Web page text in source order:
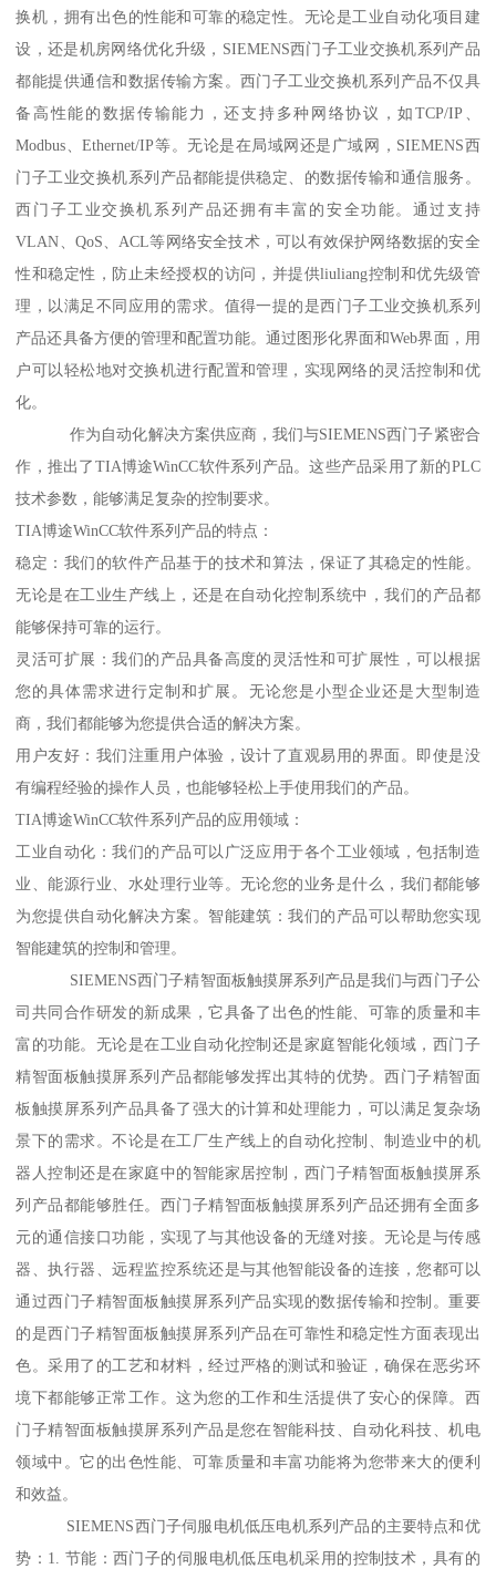
换机，拥有出色的性能和可靠的稳定性。无论是工业自动化项目建
设，还是机房网络优化升级，SIEMENS西门子工业交换机系列产品
都能提供通信和数据传输方案。西门子工业交换机系列产品不仅具
备高性能的数据传输能力，还支持多种网络协议，如TCP/IP、
Modbus、Ethernet/IP等。无论是在局域网还是广域网，SIEMENS西
门子工业交换机系列产品都能提供稳定、的数据传输和通信服务。
西门子工业交换机系列产品还拥有丰富的安全功能。通过支持
VLAN、QoS、ACL等网络安全技术，可以有效保护网络数据的安全
性和稳定性，防止未经授权的访问，并提供liuliang控制和优先级管
理，以满足不同应用的需求。值得一提的是西门子工业交换机系列
产品还具备方便的管理和配置功能。通过图形化界面和Web界面，用
户可以轻松地对交换机进行配置和管理，实现网络的灵活控制和优
化。
作为自动化解决方案供应商，我们与SIEMENS西门子紧密合
作，推出了TIA博途WinCC软件系列产品。这些产品采用了新的PLC
技术参数，能够满足复杂的控制要求。
TIA博途WinCC软件系列产品的特点：
稳定：我们的软件产品基于的技术和算法，保证了其稳定的性能。
无论是在工业生产线上，还是在自动化控制系统中，我们的产品都
能够保持可靠的运行。
灵活可扩展：我们的产品具备高度的灵活性和可扩展性，可以根据
您的具体需求进行定制和扩展。无论您是小型企业还是大型制造
商，我们都能够为您提供合适的解决方案。
用户友好：我们注重用户体验，设计了直观易用的界面。即使是没
有编程经验的操作人员，也能够轻松上手使用我们的产品。
TIA博途WinCC软件系列产品的应用领域：
工业自动化：我们的产品可以广泛应用于各个工业领域，包括制造
业、能源行业、水处理行业等。无论您的业务是什么，我们都能够
为您提供自动化解决方案。智能建筑：我们的产品可以帮助您实现
智能建筑的控制和管理。
SIEMENS西门子精智面板触摸屏系列产品是我们与西门子公
司共同合作研发的新成果，它具备了出色的性能、可靠的质量和丰
富的功能。无论是在工业自动化控制还是家庭智能化领域，西门子
精智面板触摸屏系列产品都能够发挥出其特的优势。西门子精智面
板触摸屏系列产品具备了强大的计算和处理能力，可以满足复杂场
景下的需求。不论是在工厂生产线上的自动化控制、制造业中的机
器人控制还是在家庭中的智能家居控制，西门子精智面板触摸屏系
列产品都能够胜任。西门子精智面板触摸屏系列产品还拥有全面多
元的通信接口功能，实现了与其他设备的无缝对接。无论是与传感
器、执行器、远程监控系统还是与其他智能设备的连接，您都可以
通过西门子精智面板触摸屏系列产品实现的数据传输和控制。重要
的是西门子精智面板触摸屏系列产品在可靠性和稳定性方面表现出
色。采用了的工艺和材料，经过严格的测试和验证，确保在恶劣环
境下都能够正常工作。这为您的工作和生活提供了安心的保障。西
门子精智面板触摸屏系列产品是您在智能科技、自动化科技、机电
领域中。它的出色性能、可靠质量和丰富功能将为您带来大的便利
和效益。
SIEMENS西门子伺服电机低压电机系列产品的主要特点和优
势：1. 节能：西门子的伺服电机低压电机采用的控制技术，具有的